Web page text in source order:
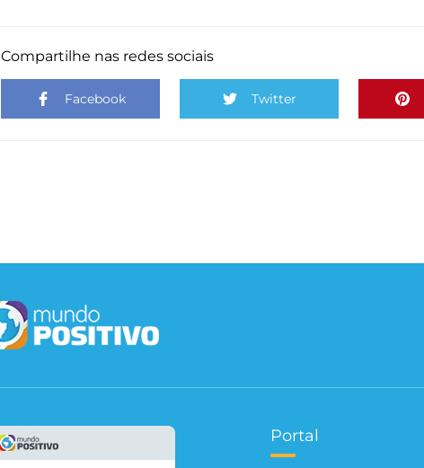
Compartilhe nas redes sociais
Facebook Twitter
Portal